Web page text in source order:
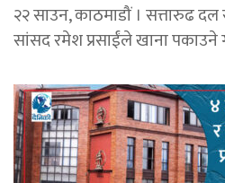
२२ साउन, काठमाडौं । सत्तारुढ दल
सांसद रमेश प्रसाईंले खाना पकाउने